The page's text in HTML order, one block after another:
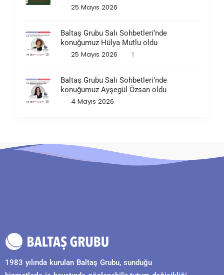
25 Mayıs 2026
Baltaş Grubu Salı Sohbetleri’nde
konuğumuz Hülya Mutlu oldu
25 Mayıs 2026 1
Baltaş Grubu Salı Sohbetleri’nde
konuğumuz Ayşegül Özsan oldu
4 Mayıs 2026
1983 yılında kurulan Baltaş Grubu, sunduğu